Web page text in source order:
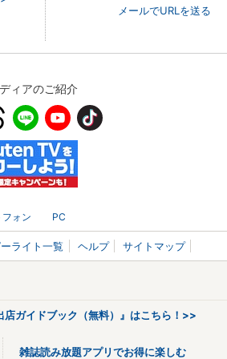
メールでURLを送る
ィアのご紹介
フォン PC
ライト一覧 ヘルプ サイトマップ
ガイドブック（無料）』はこちら！>>
雑誌読み放題アプリでお得に楽しむ